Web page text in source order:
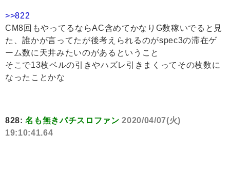
>>822
CM8回もやってるならAC含めてかなりG数稼いでると見
た、誰かが言ってたが後考えられるのがspec3の滞在ゲ
ーム数に天井みたいのがあるということ
そこで13枚ベルの引きやハズレ引きまくってその枚数に
なったことかな
828:名も無きパチスロファン 2020/04/07(火)
19:10:41.64